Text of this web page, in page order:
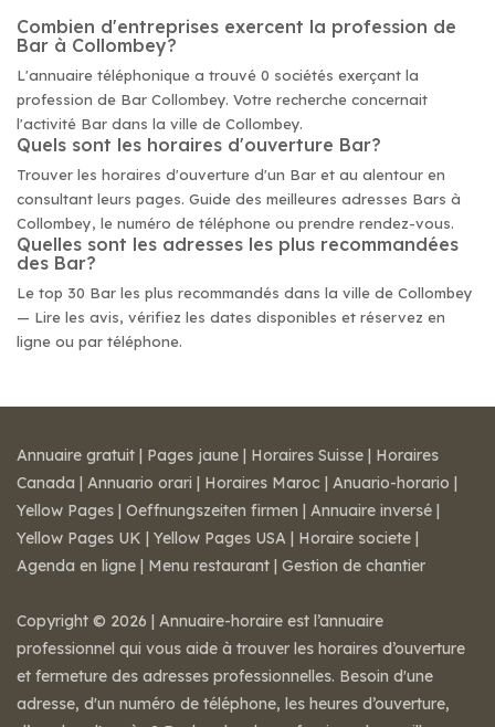
Combien d'entreprises exercent la profession de
Bar à Collombey?
L'annuaire téléphonique a trouvé 0 sociétés exerçant la
profession de Bar Collombey. Votre recherche concernait
l'activité Bar dans la ville de Collombey.
Quels sont les horaires d'ouverture Bar?
Trouver les horaires d'ouverture d'un Bar et au alentour en
consultant leurs pages. Guide des meilleures adresses Bars à
Collombey, le numéro de téléphone ou prendre rendez-vous.
Quelles sont les adresses les plus recommandées
des Bar?
Le top 30 Bar les plus recommandés dans la ville de Collombey
— Lire les avis, vérifiez les dates disponibles et réservez en
ligne ou par téléphone.
Annuaire gratuit | Pages jaune | Horaires Suisse | Horaires
Canada | Annuario orari | Horaires Maroc | Anuario-horario |
Yellow Pages | Oeffnungszeiten firmen | Annuaire inversé |
Yellow Pages UK | Yellow Pages USA | Horaire societe |
Agenda en ligne | Menu restaurant | Gestion de chantier
Copyright © 2026 | Annuaire-horaire est l’annuaire
professionnel qui vous aide à trouver les horaires d’ouverture
et fermeture des adresses professionnelles. Besoin d'une
adresse, d'un numéro de téléphone, les heures d’ouverture,